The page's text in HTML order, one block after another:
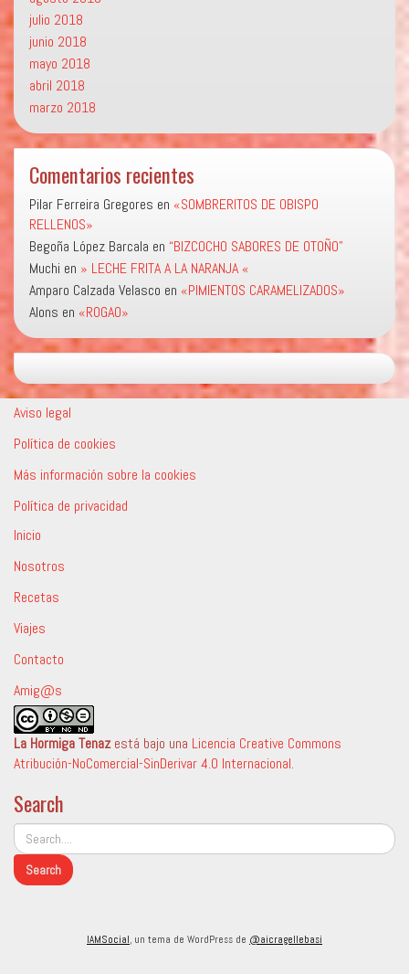
julio 2018
junio 2018
mayo 2018
abril 2018
marzo 2018
Comentarios recientes
Pilar Ferreira Gregores en «SOMBRERITOS DE OBISPO
RELLENOS»
Begoña López Barcala en “BIZCOCHO SABORES DE OTOÑO”
Muchi en » LECHE FRITA A LA NARANJA «
Amparo Calzada Velasco en «PIMIENTOS CARAMELIZADOS»
Alons en «ROGAO»
Aviso legal
Política de cookies
Más información sobre la cookies
Política de privacidad
Inicio
Nosotros
Recetas
Viajes
Contacto
Amig@s
La Hormiga Tenazestá bajo una Licencia Creative Commons
Atribución-NoComercial-SinDerivar 4.0 Internacional.
Search
IAMSocial, un tema de WordPress de @aicragellebasi